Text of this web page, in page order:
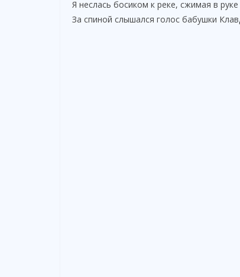
Я неслась босиком к реке, сжимая в
За спиной слышался голос бабушки